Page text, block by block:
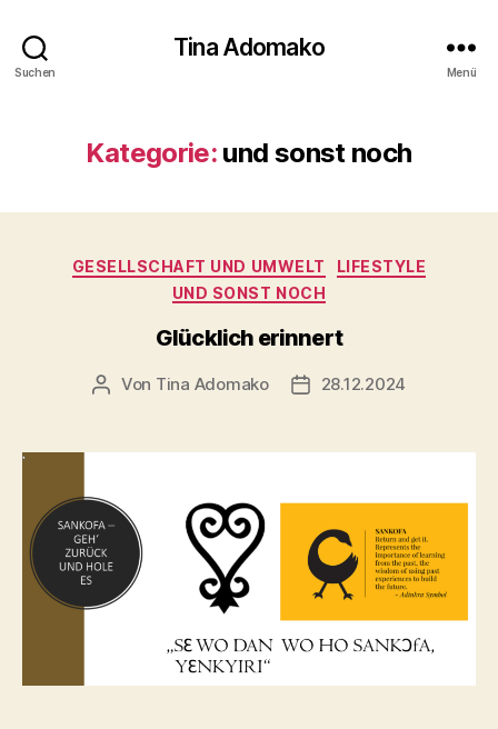
Suchen
Tina Adomako
Menü
Kategorie: und sonst noch
Kategorien
GESELLSCHAFT UND UMWELT
LIFESTYLE
UND SONST NOCH
Glücklich erinnert
Beitragsautor
Von Tina Adomako Veröffentlichungsdatum
28.12.2024